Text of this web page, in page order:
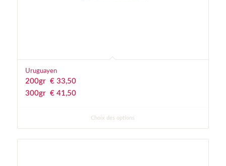
Uruguayen
200gr € 33,50
300gr € 41,50
Choix des options